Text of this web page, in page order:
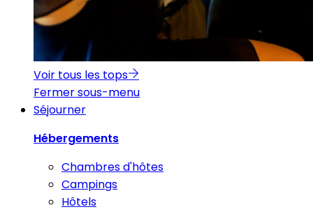
Voir tous les tops
Fermer sous-menu
Séjourner
Hébergements
Chambres d'hôtes
Campings
Hôtels